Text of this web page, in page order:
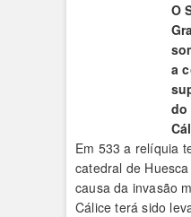
O
a
do
Em 533 a relíquia
catedral de
causa da invasão
Cálice terá sido